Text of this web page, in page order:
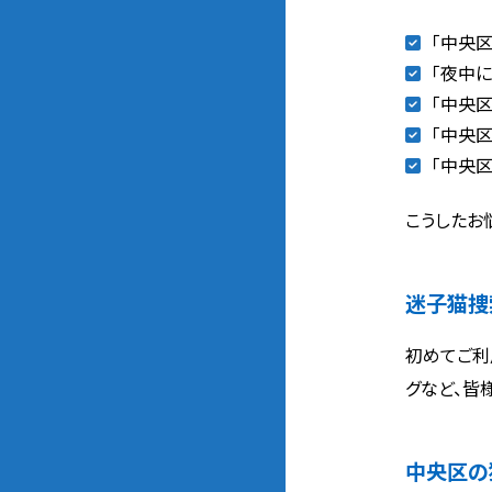
「中央
「夜中
「中央
「中央
「中央
こうしたお
迷子猫
初めてご
グなど、皆
中央区